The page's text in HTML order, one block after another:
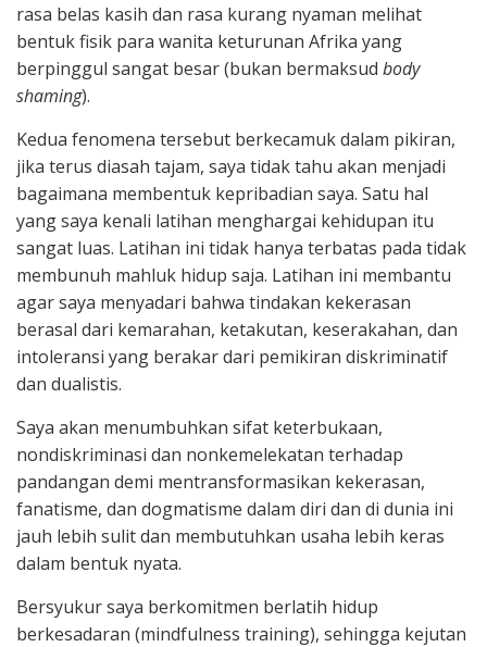
rasa belas kasih dan rasa kurang nyaman melihat
bentuk fisik para wanita keturunan Afrika yang
berpinggul sangat besar (bukan bermaksud body
shaming).
Kedua fenomena tersebut berkecamuk dalam pikiran,
jika terus diasah tajam, saya tidak tahu akan menjadi
bagaimana membentuk kepribadian saya. Satu hal
yang saya kenali latihan menghargai kehidupan itu
sangat luas. Latihan ini tidak hanya terbatas pada tidak
membunuh mahluk hidup saja. Latihan ini membantu
agar saya menyadari bahwa tindakan kekerasan
berasal dari kemarahan, ketakutan, keserakahan, dan
intoleransi yang berakar dari pemikiran diskriminatif
dan dualistis.
Saya akan menumbuhkan sifat keterbukaan,
nondiskriminasi dan nonkemelekatan terhadap
pandangan demi mentransformasikan kekerasan,
fanatisme, dan dogmatisme dalam diri dan di dunia ini
jauh lebih sulit dan membutuhkan usaha lebih keras
dalam bentuk nyata.
Bersyukur saya berkomitmen berlatih hidup
berkesadaran (mindfulness training), sehingga kejutan